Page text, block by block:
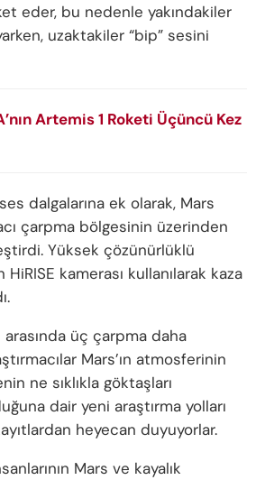
eder, bu nedenle yakındakiler
uzaktakiler “bip” sesini
Artemis 1 Roketi Üçüncü Kez
dalgalarına ek olarak, Mars
çarpma bölgesinin üzerinden
Yüksek çözünürlüklü
kamerası kullanılarak kaza
arasında üç çarpma daha
Mars’ın atmosferinin
ne sıklıkla göktaşları
dair yeni araştırma yolları
heyecan duyuyorlar.
Mars ve kayalık